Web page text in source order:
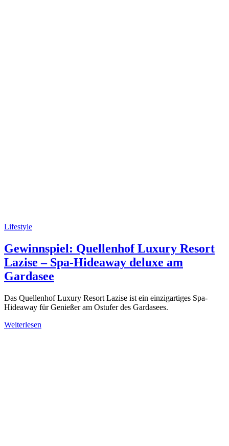
Lifestyle
Gewinnspiel: Quellenhof Luxury Resort
Lazise – Spa-Hideaway deluxe am
Gardasee
Das Quellenhof Luxury Resort Lazise ist ein einzigartiges Spa-
Hideaway für Genießer am Ostufer des Gardasees.
Weiterlesen